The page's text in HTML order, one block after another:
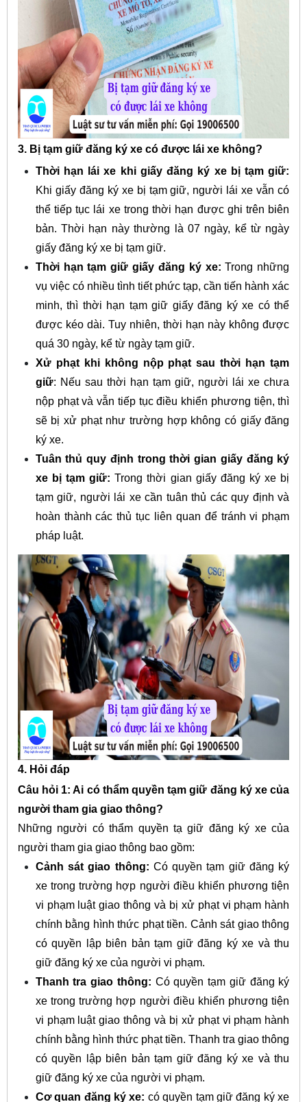
3. Bị tạm giữ đăng ký xe có được lái xe không?
Thời hạn lái xe khi giấy đăng ký xe bị tạm giữ:
Khi giấy đăng ký xe bị tạm giữ, người lái xe vẫn có
thể tiếp tục lái xe trong thời hạn được ghi trên biên
bản. Thời hạn này thường là 07 ngày, kể từ ngày
giấy đăng ký xe bị tạm giữ.
Thời hạn tạm giữ giấy đăng ký xe: Trong những
vụ việc có nhiều tình tiết phức tạp, cần tiến hành xác
minh, thì thời hạn tạm giữ giấy đăng ký xe có thể
được kéo dài. Tuy nhiên, thời hạn này không được
quá 30 ngày, kể từ ngày tạm giữ.
Xử phạt khi không nộp phạt sau thời hạn tạm
giữ: Nếu sau thời hạn tạm giữ, người lái xe chưa
nộp phạt và vẫn tiếp tục điều khiển phương tiện, thì
sẽ bị xử phạt như trường hợp không có giấy đăng
ký xe.
Tuân thủ quy định trong thời gian giấy đăng ký
xe bị tạm giữ: Trong thời gian giấy đăng ký xe bị
tạm giữ, người lái xe cần tuân thủ các quy định và
hoàn thành các thủ tục liên quan để tránh vi phạm
pháp luật.
4. Hỏi đáp
Câu hỏi 1: Ai có thẩm quyền tạm giữ đăng ký xe của
người tham gia giao thông?
Những người có thẩm quyền tạ giữ đăng ký xe của
người tham gia giao thông bao gồm:
Cảnh sát giao thông: Có quyền tạm giữ đăng ký
xe trong trường hợp người điều khiển phương tiện
vi phạm luật giao thông và bị xử phạt vi phạm hành
chính bằng hình thức phạt tiền. Cảnh sát giao thông
có quyền lập biên bản tạm giữ đăng ký xe và thu
giữ đăng ký xe của người vi phạm.
Thanh tra giao thông: Có quyền tạm giữ đăng ký
xe trong trường hợp người điều khiển phương tiện
vi phạm luật giao thông và bị xử phạt vi phạm hành
chính bằng hình thức phạt tiền. Thanh tra giao thông
có quyền lập biên bản tạm giữ đăng ký xe và thu
giữ đăng ký xe của người vi phạm.
Cơ quan đăng ký xe: có quyền tạm giữ đăng ký xe